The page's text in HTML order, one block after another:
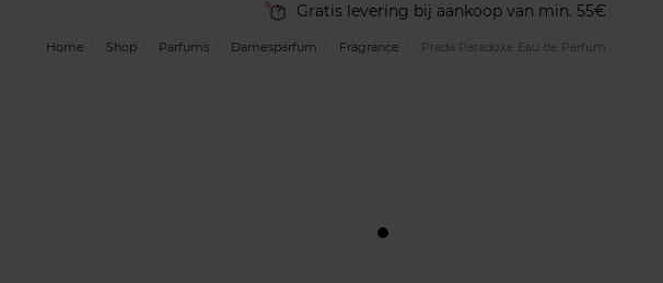
Gratis levering bij aankoop van min. 55€
Home Shop Parfums Damesparfum Fragrance Prada Paradoxe Eau de Parfum